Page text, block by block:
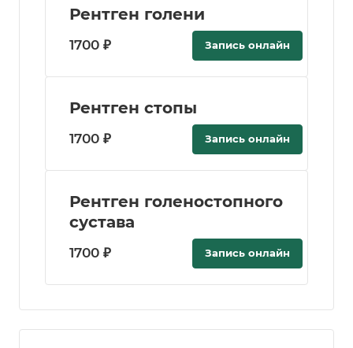
Рентген голени
1700 ₽ Запись онлайн
Рентген стопы
1700 ₽ Запись онлайн
Рентген голеностопного
сустава
1700 ₽ Запись онлайн